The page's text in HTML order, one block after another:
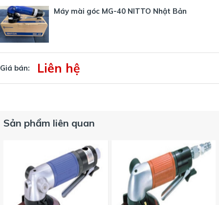
Máy mài góc MG-40 NITTO Nhật Bản
Giá bán: Liên hệ
Sản phẩm liên quan